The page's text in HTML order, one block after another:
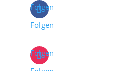
Folgen
Folgen
Folgen